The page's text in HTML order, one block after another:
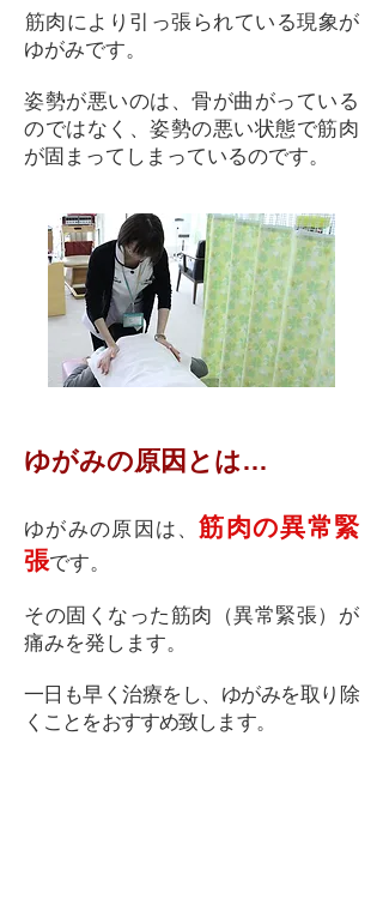
​筋肉により引っ張られている現象が
ゆがみです。
姿勢が悪いのは、骨が曲がっている
のではなく、姿勢の悪い状態で筋肉
が固まってしまっているのです。
ゆがみの原因とは…
ゆがみの原因は、筋肉の異常緊
張です。
その固くなった筋肉（異常緊張）が
痛みを発します。
一日も早く治療をし、ゆがみを取り除
くことをおすすめ致します。